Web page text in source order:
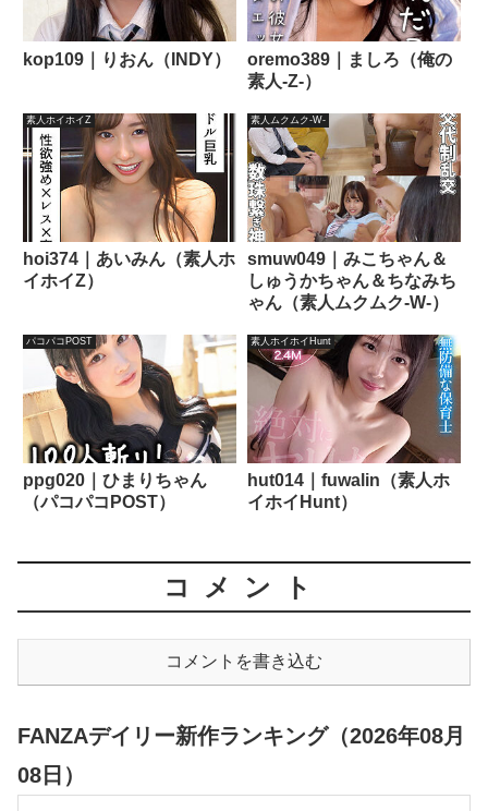
kop109｜りおん（INDY）
oremo389｜ましろ（俺の
素人-Z-）
素人ホイホイZ
hoi374｜あいみん（素人ホ
イホイZ）
素人ムクムク-W-
smuw049｜みこちゃん＆
しゅうかちゃん＆ちなみち
ゃん（素人ムクムク-W-）
パコパコPOST
ppg020｜ひまりちゃん
（パコパコPOST）
素人ホイホイHunt
hut014｜fuwalin（素人ホ
イホイHunt）
コメント
コメントを書き込む
FANZAデイリー新作ランキング（2026年08月
08日）